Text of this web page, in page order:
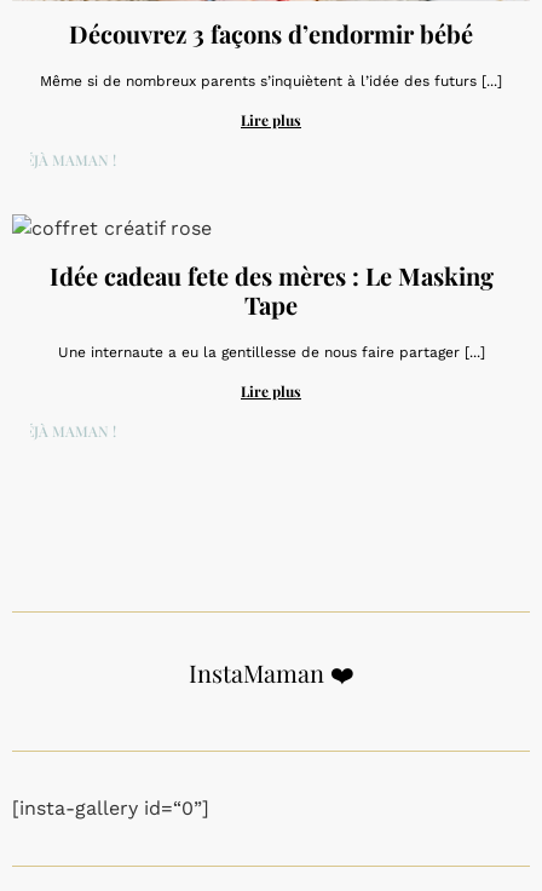
Découvrez 3 façons d’endormir bébé
Même si de nombreux parents s’inquiètent à l’idée des futurs [...]
Lire plus
DÉJÀ MAMAN !
Idée cadeau fete des mères : Le Masking
Tape
Une internaute a eu la gentillesse de nous faire partager [...]
Lire plus
DÉJÀ MAMAN !
InstaMaman ❤️
[insta-gallery id=“0”]